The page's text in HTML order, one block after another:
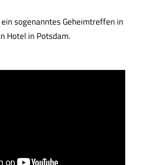
sogenanntes Geheimtreffen in
Hotel in Potsdam.